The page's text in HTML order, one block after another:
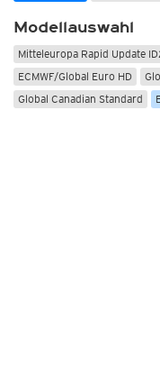
Modellauswahl
Mitteleuropa Rapid Update
ECMWF/Global Euro HD
Global Canadian Standard